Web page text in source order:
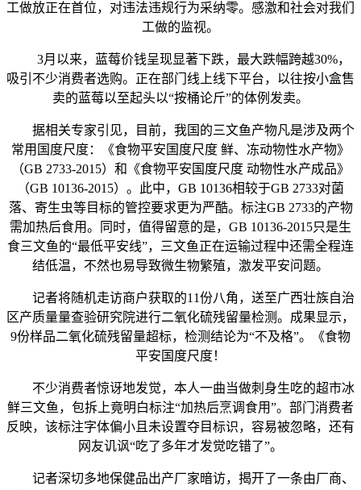
工做放正在首位，对违法违规行为采纳零。感激和社会对我们
工做的监视。
3月以来，蓝莓价钱呈现显著下跌，最大跌幅跨越30%，
吸引不少消费者选购。正在部门线上线下平台，以往按小盒售
卖的蓝莓以至起头以“按桶论斤”的体例发卖。
据相关专家引见，目前，我国的三文鱼产物凡是涉及两个
常用国度尺度：《食物平安国度尺度 鲜、冻动物性水产物》
（GB 2733-2015）和《食物平安国度尺度 动物性水产成品》
（GB 10136-2015）。此中，GB 10136相较于GB 2733对菌
落、寄生虫等目标的管控要求更为严酷。标注GB 2733的产物
需加热后食用。同时，值得留意的是，GB 10136-2015只是生
食三文鱼的“最低平安线”，三文鱼正在运输过程中还需全程连
结低温，不然也易导致微生物繁殖，激发平安问题。
记者将随机走访商户获取的11份八角，送至广西壮族自治
区产质量量查验研究院进行二氧化硫残留量检测。成果显示，
9份样品二氧化硫残留量超标，检测结论为“不及格”。《食物
平安国度尺度！
不少消费者惊讶地发觉，本人一曲当做刺身生吃的超市冰
鲜三文鱼，包拆上竟明白标注“加热后烹调食用”。部门消费者
反映，该标注字体偏小且未设置夺目标识，容易被忽略，还有
网友讥讽“吃了多年才发觉吃错了”。
记者深切多地保健品出产厂家暗访，揭开了一条由厂商、